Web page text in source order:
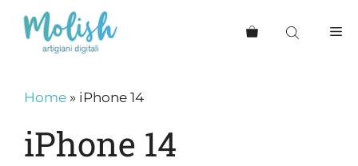
contenuto
Home » iPhone 14
iPhone 14